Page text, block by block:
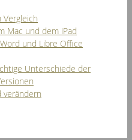
Vergleich
Mac und dem iPad
und Libre Office
Unterschiede der
verändern